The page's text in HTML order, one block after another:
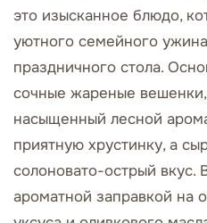
это изысканное блюдо,
уютного семейного
праздничного стола.
сочные жареные
насыщенный лесной
приятную хрустинку, а
солоновато-острый вкус.
ароматной заправкой на